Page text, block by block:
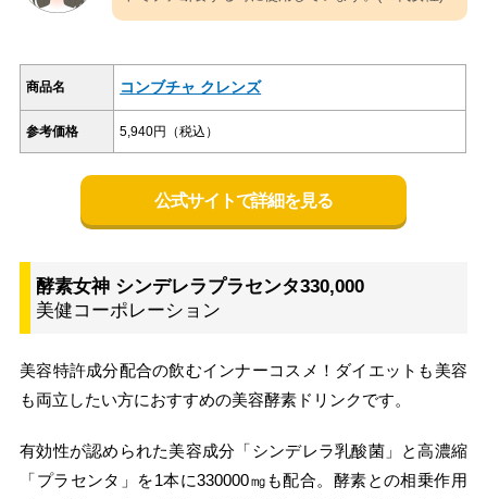
商品名 コンブチャ クレンズ
参考価格 5,940円（税込）
公式サイトで詳細を見る
酵素女神 シンデレラプラセンタ330,000
美健コーポレーション
美容特許成分配合の飲むインナーコスメ！ダイエットも美容
も両立したい方におすすめの美容酵素ドリンクです。
有効性が認められた美容成分「シンデレラ乳酸菌」と高濃縮
「プラセンタ」を1本に330000㎎も配合。酵素との相乗作用